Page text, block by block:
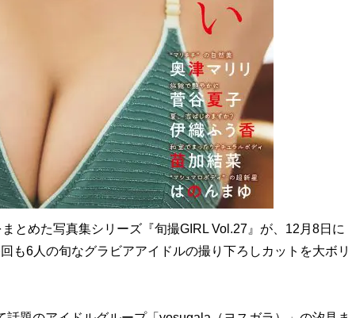
とめた写真集シリーズ『旬撮GIRL Vol.27』が、12月8日に
6人の旬なグラビアアイドルの撮り下ろしカットを大ボリ